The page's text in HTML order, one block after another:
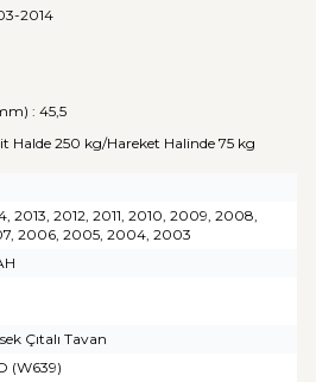
2014
: 45,5
Halde 250 kg/Hareket Halinde 75 kg
2013, 2012, 2011, 2010, 2009, 2008,
2006, 2005, 2004, 2003
Çıtalı Tavan
(W639)